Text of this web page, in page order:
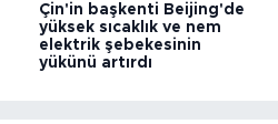
Çin'in başkenti Beijing'de
yüksek sıcaklık ve nem
elektrik şebekesinin
yükünü artırdı